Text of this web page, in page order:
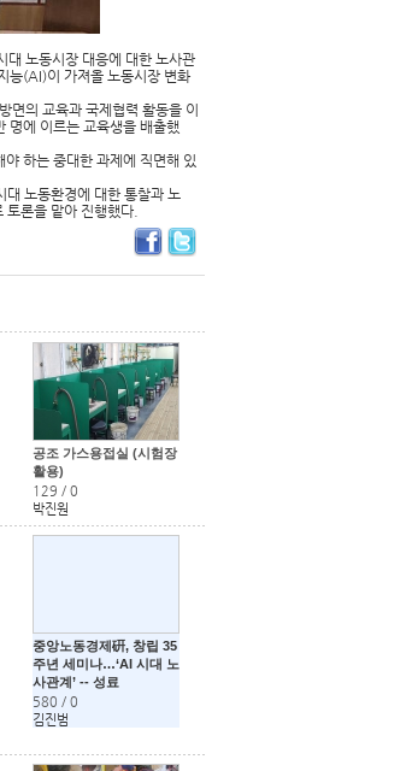
대 노동시장 대응에 대한 노사관
능(AI)이 가져올 노동시장 변화
면의 교육과 국제협력 활동을 이
명에 이르는 교육생을 배출했
하는 중대한 과제에 직면해 있
노동환경에 대한 통찰과 노
론을 맡아 진행했다.
공조 가스용접실 (시험장
활용)
129 / 0
박진원
중앙노동경제硏, 창립 35
주년 세미나…‘AI 시대 노
사관계’ -- 성료
580 / 0
김진범